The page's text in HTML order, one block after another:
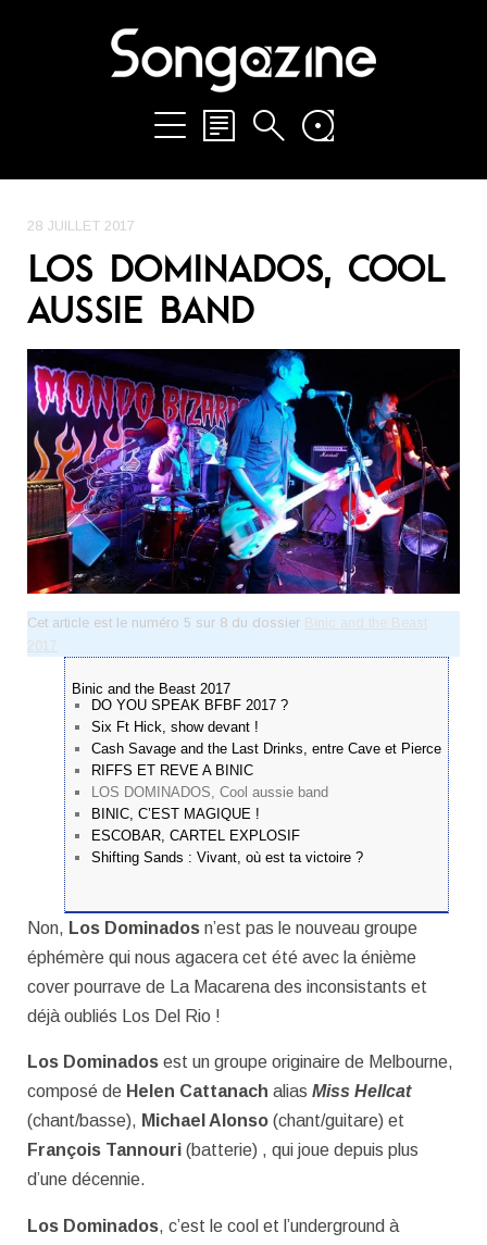
28 JUILLET 2017
LOS DOMINADOS, COOL
AUSSIE BAND
Cet article est le numéro 5 sur 8 du dossier Binic and the Beast
2017
Binic and the Beast 2017
DO YOU SPEAK BFBF 2017 ?
Six Ft Hick, show devant !
Cash Savage and the Last Drinks, entre Cave et Pierce
RIFFS ET REVE A BINIC
LOS DOMINADOS, Cool aussie band
BINIC, C’EST MAGIQUE !
ESCOBAR, CARTEL EXPLOSIF
Shifting Sands : Vivant, où est ta victoire ?
Non, Los Dominados n’est pas le nouveau groupe
éphémère qui nous agacera cet été avec la énième
cover pourrave de La Macarena des inconsistants et
déjà oubliés Los Del Rio !
Los Dominados est un groupe originaire de Melbourne,
composé de Helen Cattanach alias Miss Hellcat
(chant/basse), Michael Alonso (chant/guitare) et
François Tannouri (batterie) , qui joue depuis plus
d’une décennie.
Los Dominados, c’est le cool et l’underground à